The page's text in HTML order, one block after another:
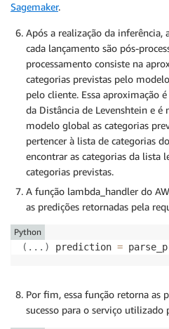
Sagemaker.
Após a realização da inferência,
cada lançamento são pós-
processamento consiste na
categorias previstas pelo
pelo cliente. Essa
da Distância de Levenshtein e é
modelo global as categorias
pertencer à lista de categorias
encontrar as categorias da lista
categorias previstas.
A função lambda_handler do
as predições retornadas pela
( . . . ) prediction =
Python
Por fim, essa função retorna as
sucesso para o serviço utilizado